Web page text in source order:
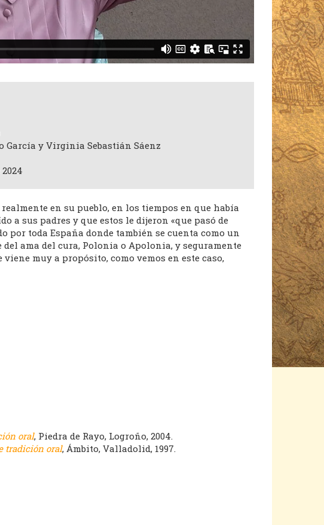
García y Virginia Sebastián Sáenz
en su pueblo, en los tiempos en que había
a sus padres y que estos le dijeron «que pasó de
por toda España donde también se cuenta como un
ama del cura, Polonia o Apolonia, y seguramente
muy a propósito, como vemos en este caso,
oral, Piedra de Rayo, Logroño, 2004.
tradición oral, Ámbito, Valladolid, 1997.